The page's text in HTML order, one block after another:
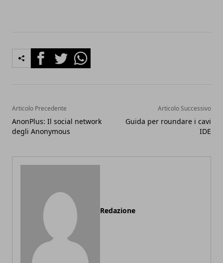
FacebookTwitterWhatsapp
Articolo Precedente
AnonPlus: Il social network
degli Anonymous
Articolo Successivo
Guida per roundare i cavi
IDE
Redazione